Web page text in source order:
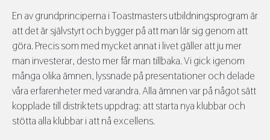
En av grundprinciperna i Toastmasters utbildningsprogram är
att det är självstyrt och bygger på att man lär sig genom att
göra. Precis som med mycket annat i livet gäller att ju mer
man investerar, desto mer får man tillbaka. Vi gick igenom
många olika ämnen, lyssnade på presentationer och delade
våra erfarenheter med varandra. Alla ämnen var på något sätt
kopplade till distriktets uppdrag: att starta nya klubbar och
stötta alla klubbar i att nå excellens.